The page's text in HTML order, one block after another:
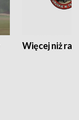
Więcej niż rajd